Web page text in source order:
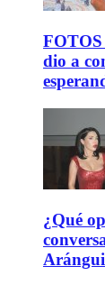
FOTOS
dio a
¿Qué